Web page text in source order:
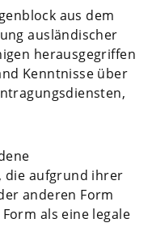
aus dem
ausländischer
herausgegriffen
Kenntnisse über
die aufgrund ihrer
anderen Form
als eine legale